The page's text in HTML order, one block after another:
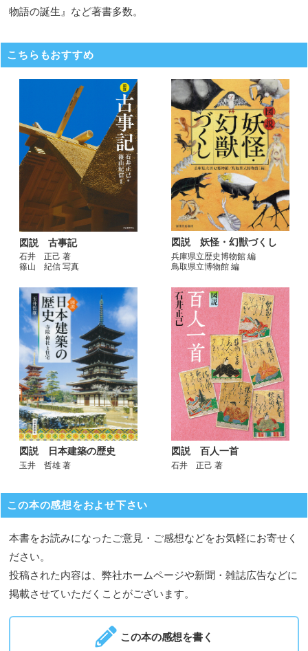
物語の誕生』など著書多数。
こちらもおすすめ
図説 古事記
石井 正己 著
篠山 紀信 写真
図説 妖怪・幻獣づくし
兵庫県立歴史博物館 編
鳥取県立博物館 編
図説 日本建築の歴史
玉井 哲雄 著
図説 百人一首
石井 正己 著
この本の感想をおよせ下さい
本書をお読みになったご意見・ご感想などをお気軽にお寄せく
ださい。
投稿された内容は、弊社ホームページや新聞・雑誌広告などに
掲載させていただくことがございます。
この本の感想を書く